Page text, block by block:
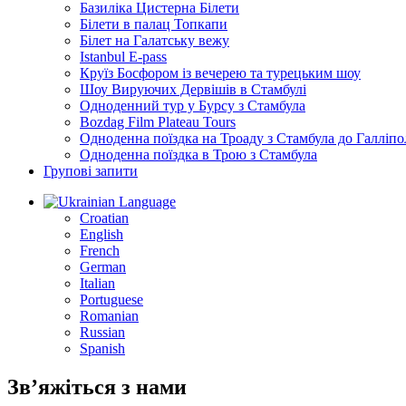
Базиліка Цистерна Білети
Білети в палац Топкапи
Білет на Галатську вежу
Istanbul E-pass
Круїз Босфором із вечерею та турецьким шоу
Шоу Вируючих Дервішів в Стамбулі
Одноденний тур у Бурсу з Стамбула
Bozdag Film Plateau Tours
Одноденна поїздка на Троаду з Стамбула до
Одноденна поїздка в Трою з Стамбула
Групові запити
Language
Croatian
English
French
German
Italian
Portuguese
Romanian
Russian
Spanish
Зв’яжіться з нами